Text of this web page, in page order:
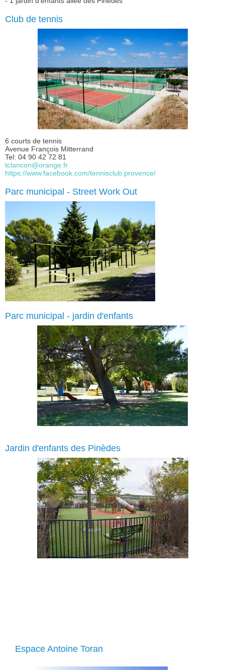
Club de tennis
6 courts de tennis
Avenue François Mitterrand
Tel: 04 90 42 72 81
tclancon@orange.fr
https://www.facebook.com/tennisclub.provence/
Parc municipal - Street Work Out
Parc municipal - jardin d'enfants
Jardin d'enfants des Pinèdes
Espace Antoine Toran